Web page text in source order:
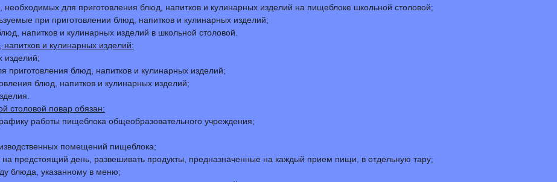
для приготовления блюд, напитков и кулинарных изделий на пищеблоке школьной столовой;
при приготовлении блюд, напитков и кулинарных изделий;
напитков и кулинарных изделий в школьной столовой.
и кулинарных изделий:
изделий;
приготовления блюд, напитков и кулинарных изделий;
блюд, напитков и кулинарных изделий;
столовой повар обязан:
работы пищеблока общеобразовательного учреждения;
помещений пищеблока;
предстоящий день, развешивать продукты, предназначенные на каждый прием пищи, в отдельную тару;
блюда, указанному в меню;